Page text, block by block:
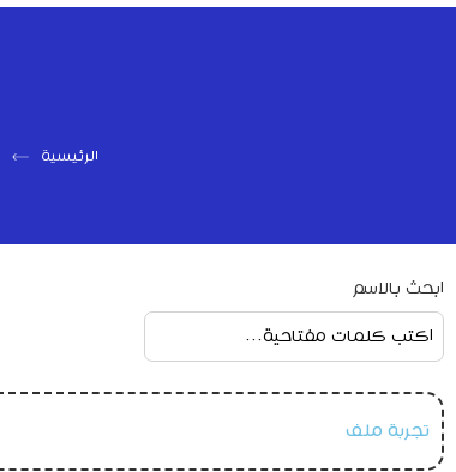
الرئيسية
ابحث بالاسم
تجربة ملف